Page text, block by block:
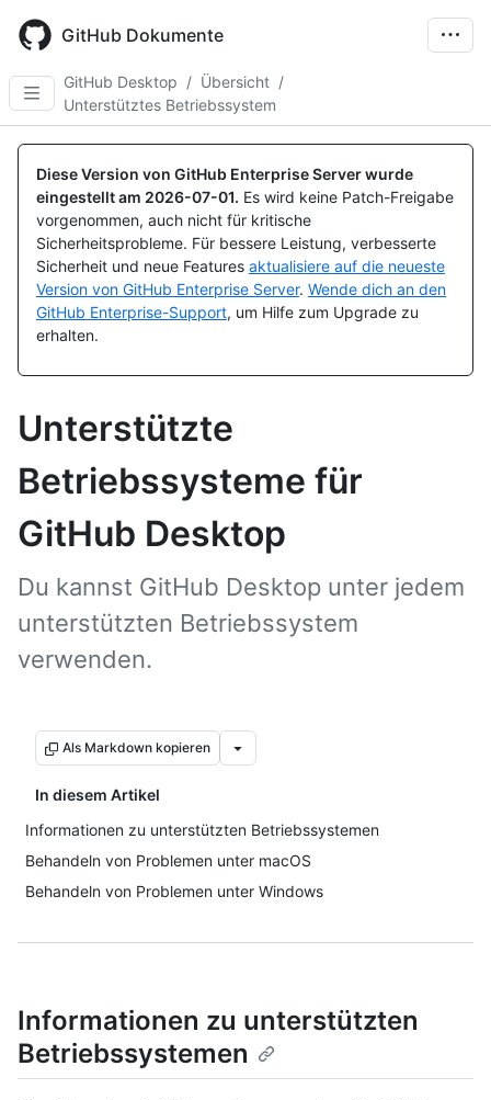
main
content
GitHub Dokumente
GitHub Desktop / Übersicht /
Unterstütztes Betriebssystem
Diese Version von GitHub Enterprise Server wurde
eingestellt am 2026-07-01. Es wird keine Patch-Freigabe
vorgenommen, auch nicht für kritische
Sicherheitsprobleme. Für bessere Leistung, verbesserte
Sicherheit und neue Features aktualisiere auf die neueste
Version von GitHub Enterprise Server. Wende dich an den
GitHub Enterprise-Support, um Hilfe zum Upgrade zu
erhalten.
Unterstützte
Betriebssysteme für
GitHub Desktop
Du kannst GitHub Desktop unter jedem
unterstützten Betriebssystem
verwenden.
Als Markdown kopieren
In diesem Artikel
Informationen zu unterstützten Betriebssystemen
Behandeln von Problemen unter macOS
Behandeln von Problemen unter Windows
Informationen zu unterstützten
Betriebssystemen